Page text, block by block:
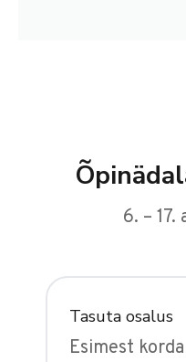
6. –
Tasuta osalus
Esimest